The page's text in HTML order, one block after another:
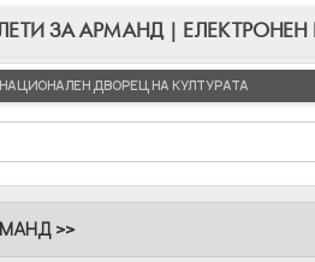
ЗА АРМАНД | ЕЛЕКТРОНЕН
НАЦИОНАЛЕН ДВОРЕЦ НА КУЛТУРАТА
>>